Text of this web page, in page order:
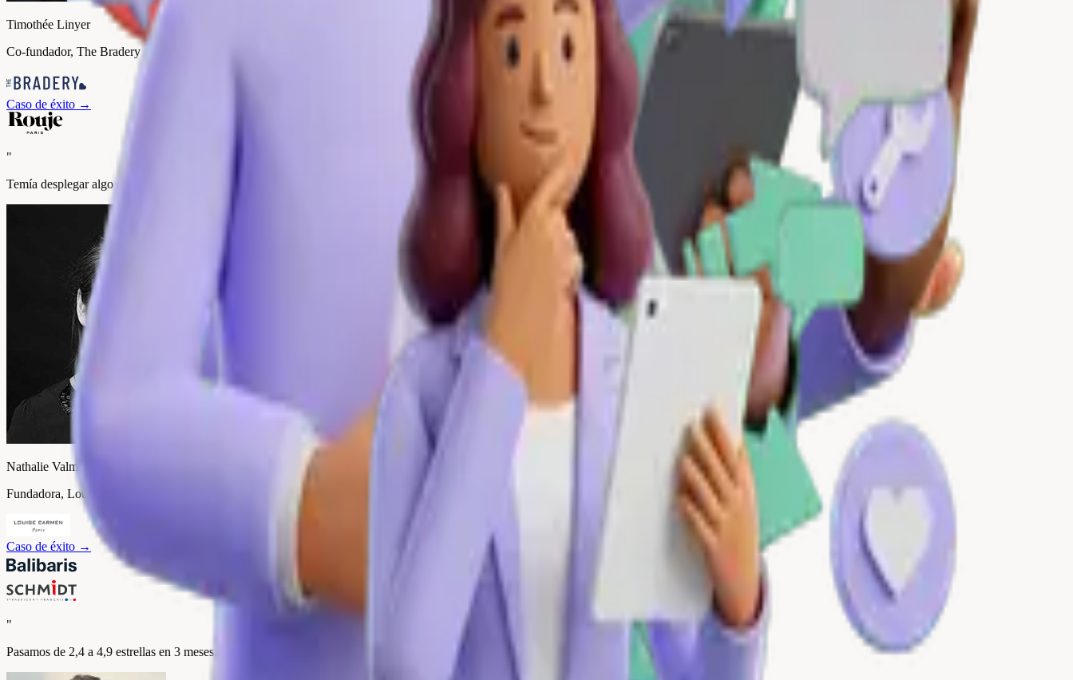
Timothée Linyer
Co-fundador, The Bradery
Caso de éxito →
"
Temía desplegar algo complicado. Un año después, mis equipos centralizan todas nuestras reseñas desde una sola interfaz, sin sobrecargar a nadie.
Nathalie Valmary
Fundadora, Louise Carmen
Caso de éxito →
"
Pasamos de 2,4 a 4,9 estrellas en 3 meses. Nuestro carrito medio aumentó un 35% y nuestras ventas premium un 62%.